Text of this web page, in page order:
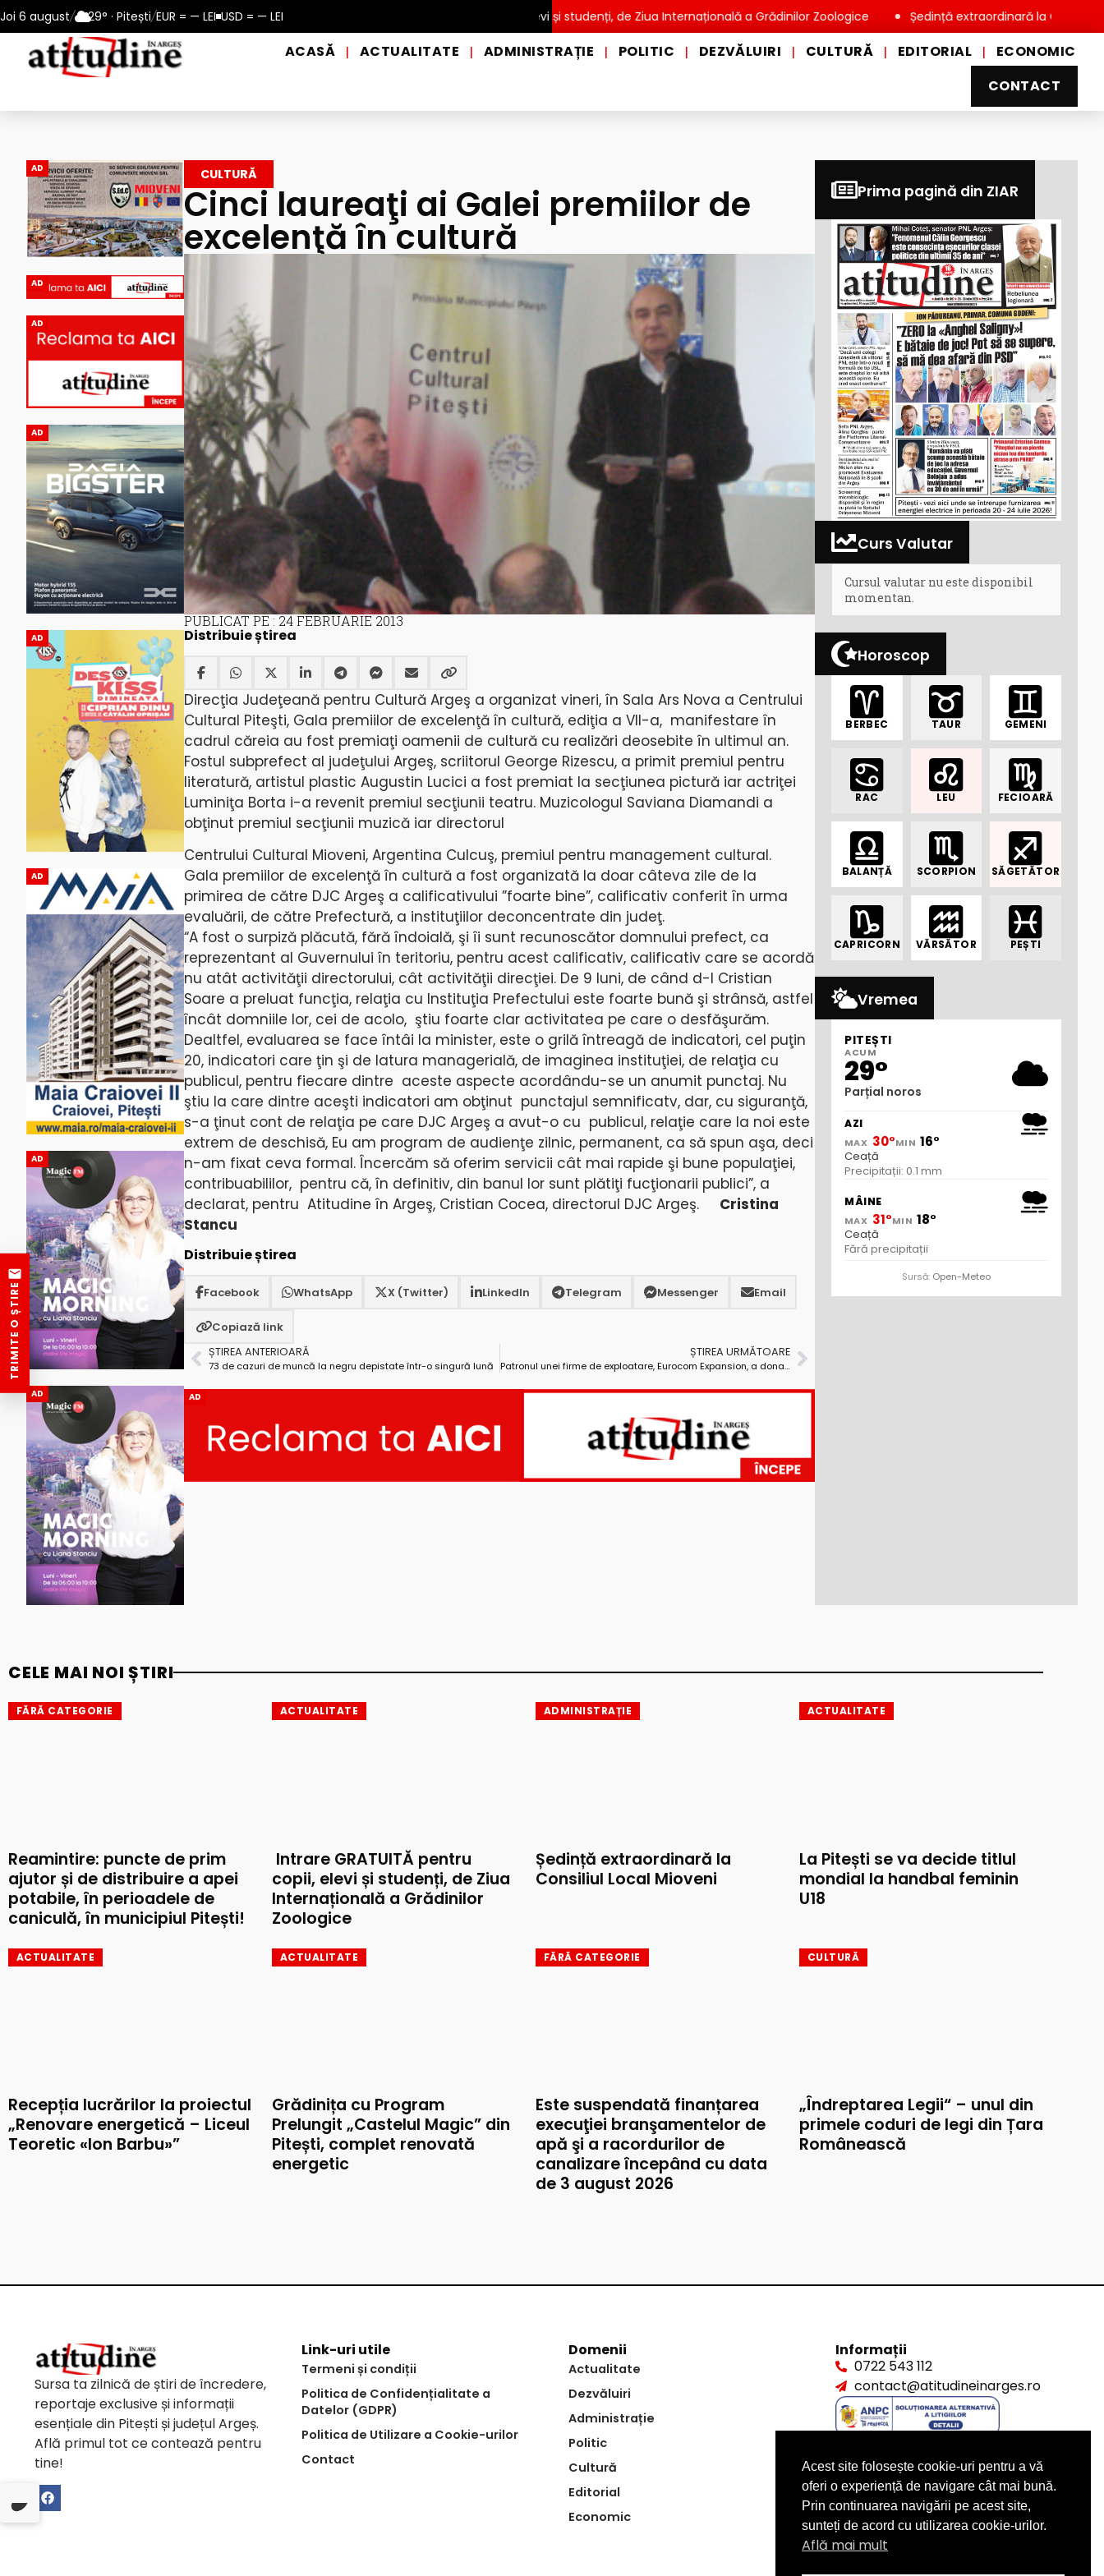
Joi 6 august/ 29° · Pitești/EUR = — LEI USD = — LEI
de caniculă, în municipiul Pitești! Intrare GRATUITĂ pentru copii, elevi și studenți, de Ziua Internațională a Grădinilor Zoologice Ședință extraordinară la Consiliul Local
ACASĂ | ACTUALITATE | ADMINISTRAȚIE | POLITIC | DEZVĂLUIRI | CULTURĂ | EDITORIAL |
ECONOMIC
CONTACT
AD
AD
AD
AD
AD
AD
AD
AD
CULTURĂ
Cinci laureaţi ai Galei premiilor de
excelenţă în cultură
PUBLICAT PE : 24 FEBRUARIE 2013
Distribuie știrea
Direcţia Judeţeană pentru Cultură Argeş a organizat vineri, în Sala Ars Nova a Centrului
Cultural Piteşti, Gala premiilor de excelenţă în cultură, ediţia a VII-a, manifestare în
cadrul căreia au fost premiaţi oamenii de cultură cu realizări deosebite în ultimul an.
Fostul subprefect al judeţului Argeş, scriitorul George Rizescu, a primit premiul pentru
literatură, artistul plastic Augustin Lucici a fost premiat la secţiunea pictură iar actriţei
Luminiţa Borta i-a revenit premiul secţiunii teatru. Muzicologul Saviana Diamandi a
obţinut premiul secţiunii muzică iar directorul
Centrului Cultural Mioveni, Argentina Culcuş, premiul pentru management cultural.
Gala premiilor de excelenţă în cultură a fost organizată la doar câteva zile de la
primirea de către DJC Argeş a calificativului ”foarte bine”, calificativ conferit în urma
evaluării, de către Prefectură, a instituţiilor deconcentrate din judeţ.
“A fost o surpiză plăcută, fără îndoială, şi îi sunt recunoscător domnului prefect, ca
reprezentant al Guvernului în teritoriu, pentru acest calificativ, calificativ care se acordă
nu atât activităţii directorului, cât activităţii direcţiei. De 9 luni, de când d-l Cristian
Soare a preluat funcţia, relaţia cu Instituţia Prefectului este foarte bună şi strânsă, astfel
încât domniile lor, cei de acolo, ştiu foarte clar activitatea pe care o desfăşurăm.
Dealtfel, evaluarea se face întâi la minister, este o grilă întreagă de indicatori, cel puţin
20, indicatori care ţin şi de latura managerială, de imaginea instituţiei, de relaţia cu
publicul, pentru fiecare dintre aceste aspecte acordându-se un anumit punctaj. Nu
ştiu la care dintre aceşti indicatori am obţinut punctajul semnificatv, dar, cu siguranţă,
s-a ţinut cont de relaţia pe care DJC Argeş a avut-o cu publicul, relaţie care la noi este
extrem de deschisă, Eu am program de audienţe zilnic, permanent, ca să spun aşa, deci
n-am fixat ceva formal. Încercăm să oferim servicii cât mai rapide şi bune populaţiei,
contribuabililor, pentru că, în definitiv, din banul lor sunt plătiţi fucţionarii publici”, a
declarat, pentru Atitudine în Argeş, Cristian Cocea, directorul DJC Argeş. Cristina
Stancu
Distribuie știrea
Facebook WhatsApp X (Twitter) LinkedIn Telegram Messenger Email
Copiază link
ȘTIREA ANTERIOARĂ
73 de cazuri de muncă la negru depistate într-o singură lună
ȘTIREA URMĂTOARE
Patronul unei firme de exploatare, Eurocom Expansion, a donat lemne de foc pentru zeci de familii nevoiașe din Băiculești
AD
Prima pagină din ZIAR
Curs Valutar
Cursul valutar nu este disponibil
momentan.
Horoscop
BERBEC TAUR GEMENI
RAC LEU FECIOARĂ
BALANȚĂ SCORPION SĂGETĂTOR
CAPRICORN VĂRSĂTOR PEȘTI
Vremea
PITEȘTI
ACUM
29°
Parțial noros
AZI
MAX 30°MIN 16°
Ceață
Precipitații: 0.1 mm
MÂINE
MAX 31°MIN 18°
Ceață
Fără precipitații
Sursă: Open-Meteo
CELE MAI NOI ȘTIRI
FĂRĂ CATEGORIE
Reamintire: puncte de prim
ajutor și de distribuire a apei
potabile, în perioadele de
caniculă, în municipiul Pitești!
ACTUALITATE
Intrare GRATUITĂ pentru
copii, elevi și studenți, de Ziua
Internațională a Grădinilor
Zoologice
ADMINISTRAȚIE
Ședință extraordinară la
Consiliul Local Mioveni
ACTUALITATE
La Pitești se va decide titlul
mondial la handbal feminin
U18
ACTUALITATE
Recepția lucrărilor la proiectul
„Renovare energetică – Liceul
Teoretic «Ion Barbu»”
ACTUALITATE
Grădinița cu Program
Prelungit „Castelul Magic” din
Pitești, complet renovată
energetic
FĂRĂ CATEGORIE
Este suspendată finanțarea
execuţiei branşamentelor de
apă şi a racordurilor de
canalizare începând cu data
de 3 august 2026
CULTURĂ
„Îndreptarea Legii“ – unul din
primele coduri de legi din Țara
Românească
Sursa ta zilnică de știri de încredere,
reportaje exclusive și informații
esențiale din Pitești și județul Argeș.
Află primul tot ce contează pentru
tine!
Link-uri utile
Termeni și condiții
Politica de Confidențialitate a
Datelor (GDPR)
Politica de Utilizare a Cookie-urilor
Contact
Domenii
Actualitate
Dezvăluiri
Administrație
Politic
Cultură
Editorial
Economic
Informații
0722 543 112
contact@atitudineinarges.ro
TRIMITE O ȘTIRE
Acest site folosește cookie-uri pentru a vă
oferi o experiență de navigare cât mai bună.
Prin continuarea navigării pe acest site,
sunteți de acord cu utilizarea cookie-urilor.
Află mai mult